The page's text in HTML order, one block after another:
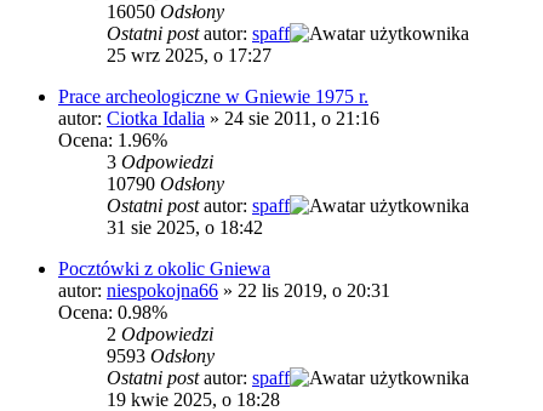
16050 Odsłony
Ostatni postautor: spaff
25 wrz 2025, o 17:27
Prace archeologiczne w Gniewie 1975 r.
autor: Ciotka Idalia » 24 sie 2011, o 21:16
Ocena: 1.96%
3 Odpowiedzi
10790 Odsłony
Ostatni postautor: spaff
31 sie 2025, o 18:42
Pocztówki z okolic Gniewa
autor: niespokojna66 » 22 lis 2019, o 20:31
Ocena: 0.98%
2 Odpowiedzi
9593 Odsłony
Ostatni postautor: spaff
19 kwie 2025, o 18:28